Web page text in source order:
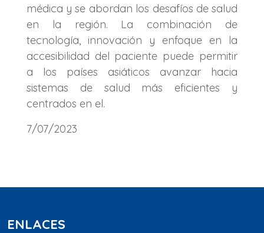
médica y se abordan los desafíos de salud
en la región. La combinación de
tecnología, innovación y enfoque en la
accesibilidad del paciente puede permitir
a los países asiáticos avanzar hacia
sistemas de salud más eficientes y
centrados en el.
7/07/2023
ENLACES